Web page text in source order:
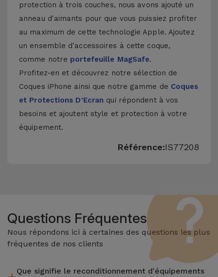
protection à trois couches, nous avons ajouté un
anneau d'aimants pour que vous puissiez profiter
au maximum de cette technologie Apple. Ajoutez
un ensemble d'accessoires à cette coque,
comme notre portefeuille MagSafe.
Profitez-en et découvrez notre sélection de
Coques iPhone ainsi que notre gamme de Coques
et Protections D'Ecran qui répondent à vos
besoins et ajoutent style et protection à votre
équipement.
Référence:IS77208
Questions Fréquentes
Nous répondons ici à certaines des questions les plus
fréquentes de nos clients
Que signifie le reconditionnement d'équipements